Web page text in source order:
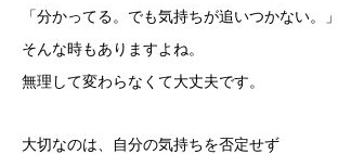
「分かってる。でも気持ちが追いつかない。」
そんな時もありますよね。
無理して変わらなくて大丈夫です。
大切なのは、自分の気持ちを否定せず